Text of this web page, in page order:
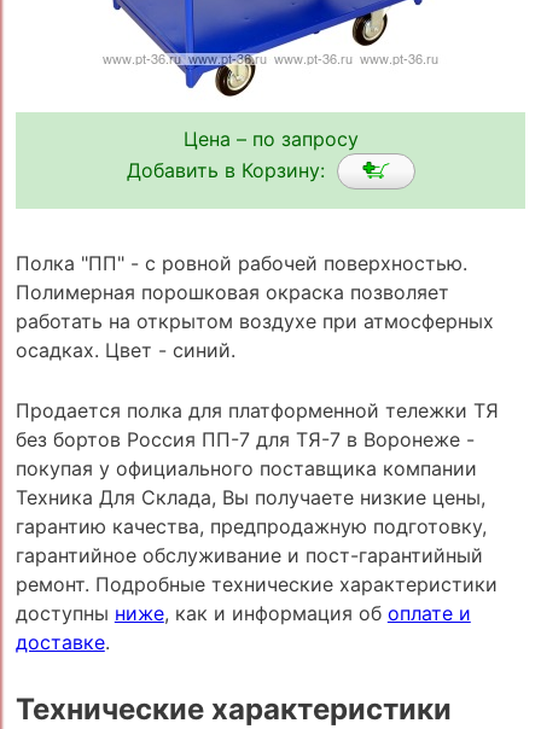
Цена – по запросу
Добавить в Корзину:
Полка "ПП" - с ровной рабочей поверхностью.
Полимерная порошковая окраска позволяет
работать на открытом воздухе при атмосферных
осадках. Цвет - синий.
Продается полка для платформенной тележки ТЯ
без бортов Россия ПП-7 для ТЯ-7 в Воронеже -
покупая у официального поставщика компании
Техника Для Склада, Вы получаете низкие цены,
гарантию качества, предпродажную подготовку,
гарантийное обслуживание и пост-гарантийный
ремонт. Подробные технические характеристики
доступны ниже, как и информация об оплате и
доставке.
Технические характеристики